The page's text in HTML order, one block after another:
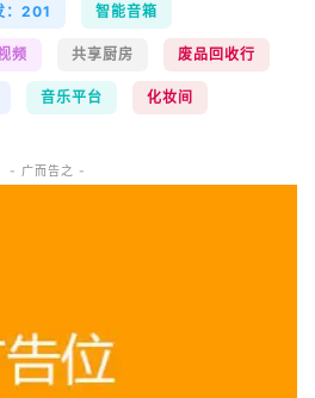
：201 智能音箱
频 共享厨房 废品回收行
音乐平台 化妆间
- 广而告之 -